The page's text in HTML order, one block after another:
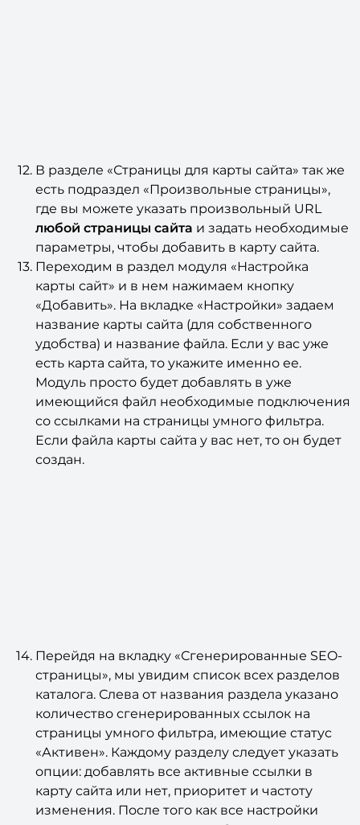
В разделе «Страницы для карты сайта» так же
есть подраздел «Произвольные страницы»,
где вы можете указать произвольный URL
любой страницы сайта и задать необходимые
параметры, чтобы добавить в карту сайта.
Переходим в раздел модуля «Настройка
карты сайт» и в нем нажимаем кнопку
«Добавить». На вкладке «Настройки» задаем
название карты сайта (для собственного
удобства) и название файла. Если у вас уже
есть карта сайта, то укажите именно ее.
Модуль просто будет добавлять в уже
имеющийся файл необходимые подключения
со ссылками на страницы умного фильтра.
Если файла карты сайта у вас нет, то он будет
создан.
Перейдя на вкладку «Сгенерированные SEO-
страницы», мы увидим список всех разделов
каталога. Слева от названия раздела указано
количество сгенерированных ссылок на
страницы умного фильтра, имеющие статус
«Активен». Каждому разделу следует указать
опции: добавлять все активные ссылки в
карту сайта или нет, приоритет и частоту
изменения. После того как все настройки